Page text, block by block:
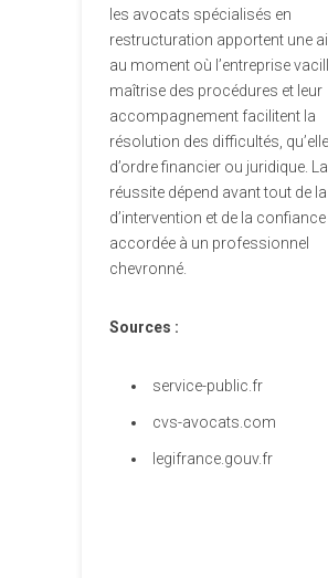
les avocats spécialisés en
restructuration apportent une
au moment où l’entreprise
maîtrise des procédures et leur
accompagnement facilitent la
résolution des difficultés,
d’ordre financier ou juridique. La
réussite dépend avant tout de
d’intervention et de la confiance
accordée à un professionnel
chevronné.
Sources :
service-public.fr
cvs-avocats.com
legifrance.gouv.fr